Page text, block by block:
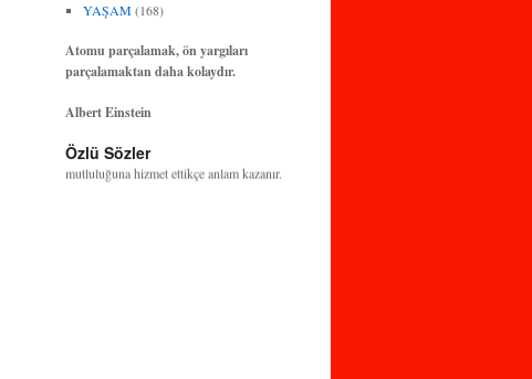
YAŞAM(168)
Atomu parçalamak, ön yargıları
parçalamaktan daha kolaydır.
Albert Einstein
Özlü Sözler
Bilim ve teknoloji, insanlığın huzuruna ve
mutluluğuna hizmet ettikçe anlam kazanır.